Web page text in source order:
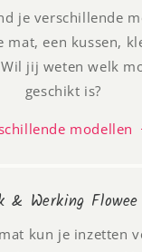
je verschillende
mat, een kussen,
Wil jij weten welk
geschikt is?
modellen
& Werking
kun je inzetten